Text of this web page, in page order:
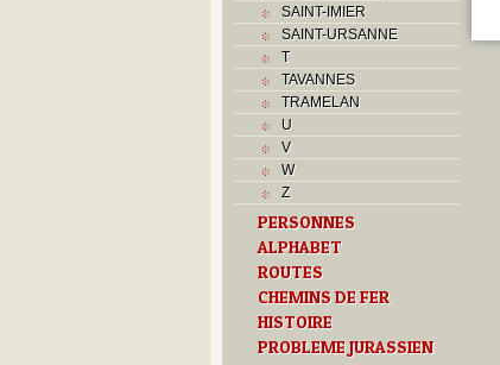
SAINT-IMIER
SAINT-URSANNE
T
TAVANNES
TRAMELAN
U
V
W
Z
PERSONNES
ALPHABET
ROUTES
CHEMINS DE FER
HISTOIRE
PROBLEME JURASSIEN